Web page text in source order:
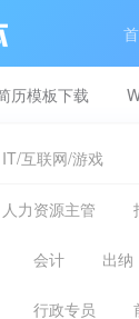
历模板下载
IT/互联网/游戏
人力资源主管
会计 出纳
行政专员